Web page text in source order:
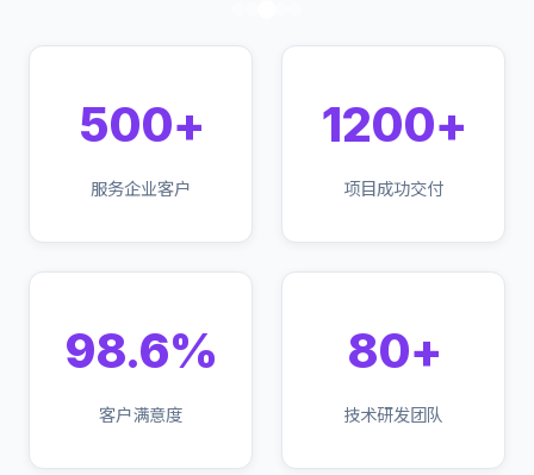
500+
服务企业客户
1200+
项目成功交付
98.6%
客户满意度
80+
技术研发团队